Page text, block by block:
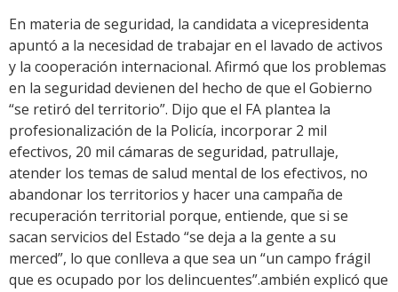
En materia de seguridad, la candidata a vicepresidenta
apuntó a la necesidad de trabajar en el lavado de activos
y la cooperación internacional. Afirmó que los problemas
en la seguridad devienen del hecho de que el Gobierno
“se retiró del territorio”. Dijo que el FA plantea la
profesionalización de la Policía, incorporar 2 mil
efectivos, 20 mil cámaras de seguridad, patrullaje,
atender los temas de salud mental de los efectivos, no
abandonar los territorios y hacer una campaña de
recuperación territorial porque, entiende, que si se
sacan servicios del Estado “se deja a la gente a su
merced”, lo que conlleva a que sea un “un campo frágil
que es ocupado por los delincuentes”.ambién explicó que